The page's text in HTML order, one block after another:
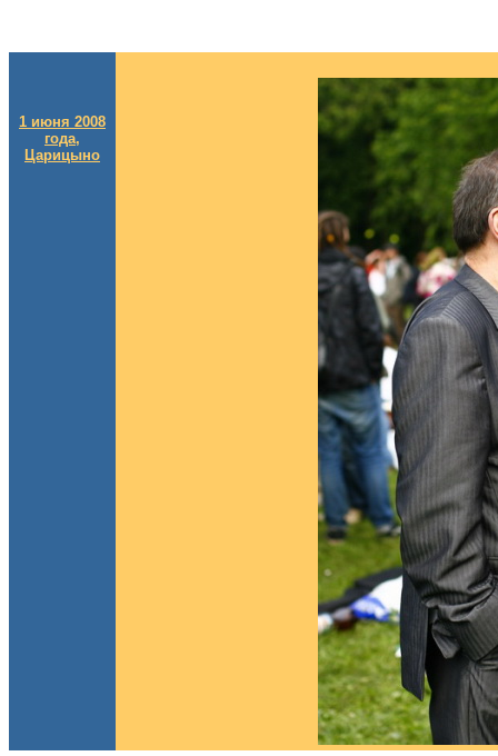
1 июня 2008
года,
Царицыно